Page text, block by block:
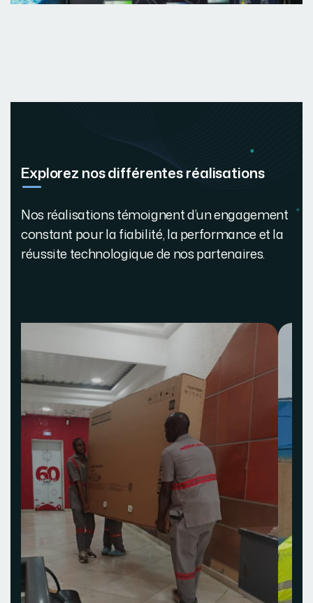
Explorez nos différentes réalisations
Nos réalisations témoignent d’un engagement
constant pour la fiabilité, la performance et la
réussite technologique de nos partenaires.